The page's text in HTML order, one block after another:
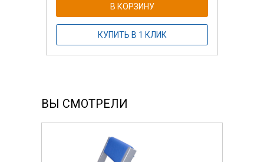
В КОРЗИНУ
КУПИТЬ В 1 КЛИК
ВЫ СМОТРЕЛИ